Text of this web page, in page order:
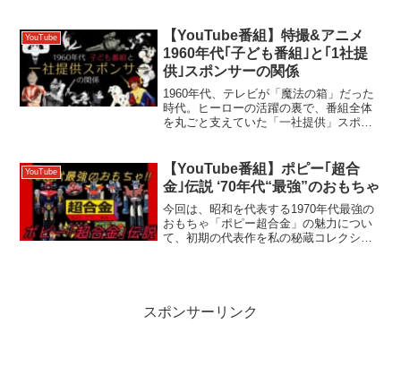
な敵役の怪獣達とのバトルシーンや、魅
力的なアングルの特撮な...
YouTube
【YouTube番組】特撮&アニメ
1960年代｢子ども番組｣と｢1社提
供｣スポンサーの関係
1960年代、テレビが「魔法の箱」だった
時代。ヒーローの活躍の裏で、番組全体
を丸ごと支えていた「一社提供」スポン
る、番組とスポンサーの濃密な関係を、
懐かしい映像と...
YouTube
【YouTube番組】ポピー｢超合
金｣伝説 ‘70年代“最強”のおもちゃ
今回は、昭和を代表する1970年代最強の
おもちゃ「ポピー超合金」の魅力につい
て、初期の代表作を私の秘蔵コレクショ
スポンサーリンク